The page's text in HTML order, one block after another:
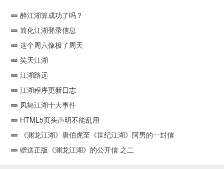
醉江湖算成功了吗？
简化江湖登录信息
这个周六像极了周天
笑天江湖
江湖路远
江湖程序更新日志
凤舞江湖十大事件
HTML5页头声明不能乱用
《渊龙江湖》唐伯虎至《世纪江湖》阿男的一封信
赠送正版《渊龙江湖》的公开信 之二